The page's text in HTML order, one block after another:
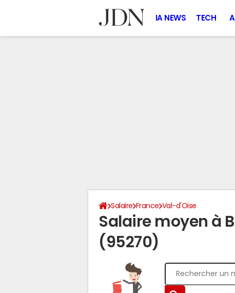
IA NEWS TECH
Salaire France Val-d'Oise
Salaire moyen à
(95270)